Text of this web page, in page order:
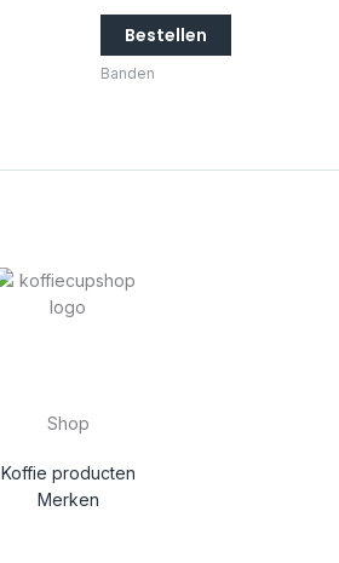
Bestellen
Banden
Shop
Koffie producten
Merken